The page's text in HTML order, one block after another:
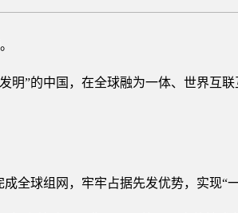
明”的中国，在全球融为一体、世界互
全球组网，牢牢占据先发优势，实现“一